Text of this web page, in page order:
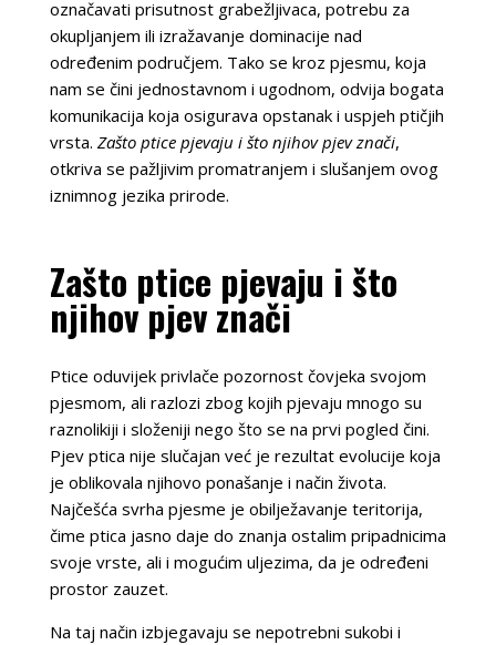
označavati prisutnost grabežljivaca, potrebu za
okupljanjem ili izražavanje dominacije nad
određenim područjem. Tako se kroz pjesmu, koja
nam se čini jednostavnom i ugodnom, odvija bogata
komunikacija koja osigurava opstanak i uspjeh ptičjih
vrsta. Zašto ptice pjevaju i što njihov pjev znači,
otkriva se pažljivim promatranjem i slušanjem ovog
iznimnog jezika prirode.
Zašto ptice pjevaju i što
njihov pjev znači
Ptice oduvijek privlače pozornost čovjeka svojom
pjesmom, ali razlozi zbog kojih pjevaju mnogo su
raznolikiji i složeniji nego što se na prvi pogled čini.
Pjev ptica nije slučajan već je rezultat evolucije koja
je oblikovala njihovo ponašanje i način života.
Najčešća svrha pjesme je obilježavanje teritorija,
čime ptica jasno daje do znanja ostalim pripadnicima
svoje vrste, ali i mogućim uljezima, da je određeni
prostor zauzet.
Na taj način izbjegavaju se nepotrebni sukobi i